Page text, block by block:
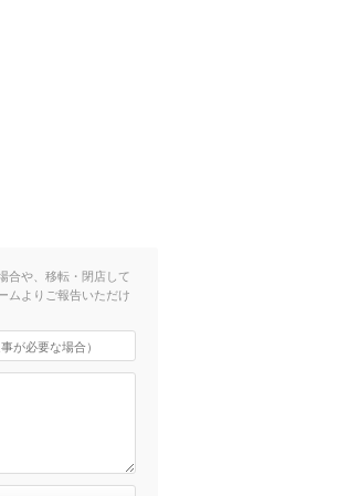
合や、移転・閉店して
ムよりご報告いただけ